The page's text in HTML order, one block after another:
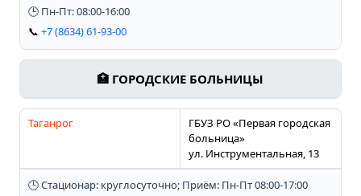
🕒 Пн-Пт: 08:00-16:00
📞 +7 (8634) 61-93-00
🏥 ГОРОДСКИЕ БОЛЬНИЦЫ
Таганрог
ГБУЗ РО «Первая городская
больница»
ул. Инструментальная, 13
🕒 Стационар: круглосуточно; Приём: Пн-Пт 08:00-17:00